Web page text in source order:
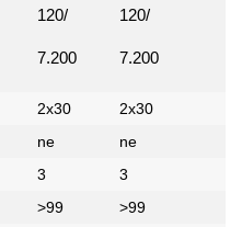
120/
7.200
120/
7.200
2x30
2x30
ne
ne
3
3
>99
>99